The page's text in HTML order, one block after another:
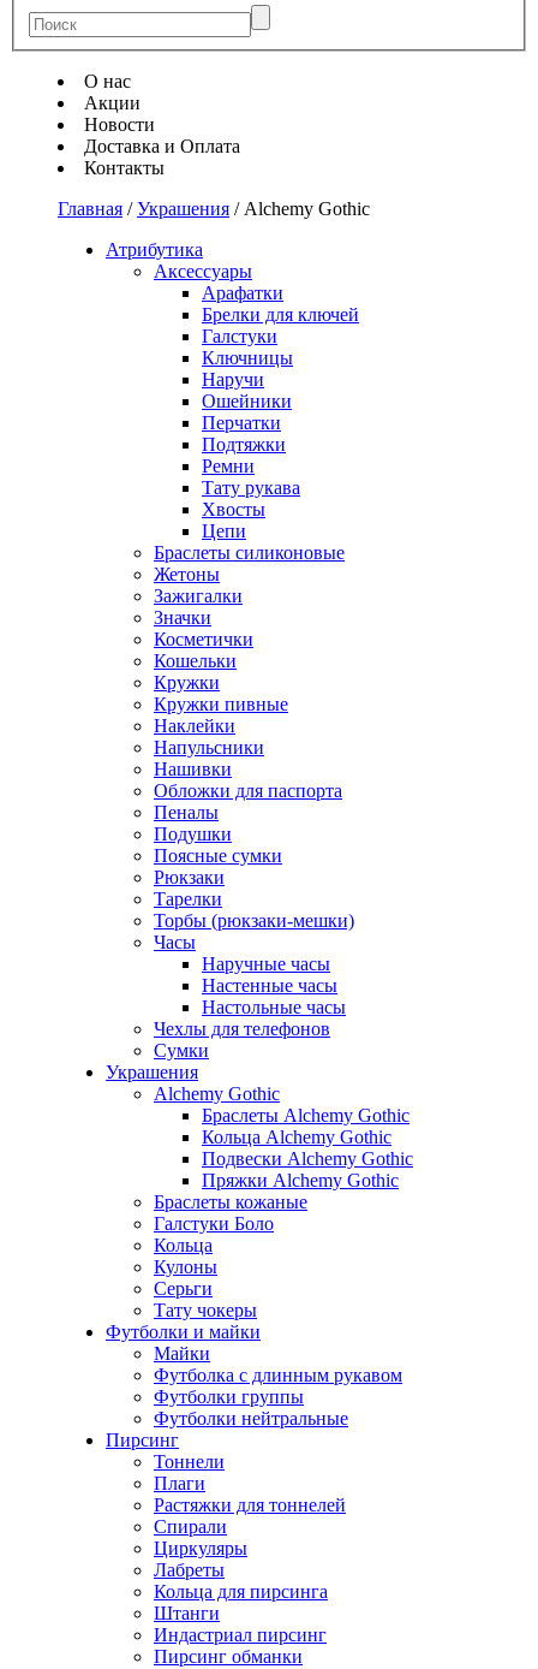
О нас
Акции
Новости
Доставка и Оплата
Контакты
Главная /Украшения / Alchemy Gothic
Атрибутика
Аксессуары
Арафатки
Брелки для ключей
Галстуки
Ключницы
Наручи
Ошейники
Перчатки
Подтяжки
Ремни
Тату рукава
Хвосты
Цепи
Браслеты силиконовые
Жетоны
Зажигалки
Значки
Косметички
Кошельки
Кружки
Кружки пивные
Наклейки
Напульсники
Нашивки
Обложки для паспорта
Пеналы
Подушки
Поясные сумки
Рюкзаки
Тарелки
Торбы (рюкзаки-мешки)
Часы
Наручные часы
Настенные часы
Настольные часы
Чехлы для телефонов
Сумки
Украшения
Alchemy Gothic
Браслеты Alchemy Gothic
Кольца Alchemy Gothic
Подвески Alchemy Gothic
Пряжки Alchemy Gothic
Браслеты кожаные
Галстуки Боло
Кольца
Кулоны
Серьги
Тату чокеры
Футболки и майки
Майки
Футболка с длинным рукавом
Футболки группы
Футболки нейтральные
Пирсинг
Тоннели
Плаги
Растяжки для тоннелей
Спирали
Циркуляры
Лабреты
Кольца для пирсинга
Штанги
Индастриал пирсинг
Пирсинг обманки